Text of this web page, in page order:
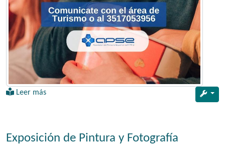
Leer más
Exposición de Pintura y Fotografía